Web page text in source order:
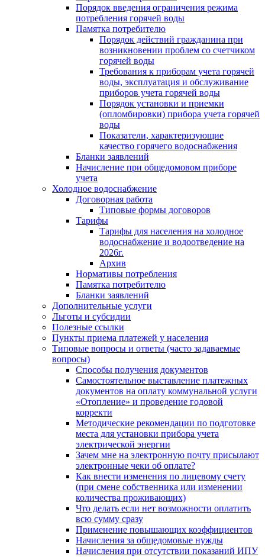
Порядок введения ограничения режима
потребления горячей воды
Памятка потребителю
Порядок действий гражданина при
возникновении проблем со счетчиком
горячей воды
Требования к приборам учета горячей
воды, эксплуатация и обслуживание
приборов учета горячей воды
Порядок установки и приемки
(опломбировки) прибора учета горячей
воды
Показатели, характеризующие
качество горячего водоснабжения
Бланки заявлений
Начисление при общедомовом приборе
учета
Холодное водоснабжение
Договорная работа
Типовые формы договоров
Тарифы
Тарифы для населения на холодное
водоснабжение и водоотведение на
2026г.
Архив
Нормативы потребления
Памятка потребителю
Бланки заявлений
Дополнительные услуги
Льготы и субсидии
Полезные ссылки
Пункты приема платежей у населения
Типовые вопросы и ответы (часто задаваемые
вопросы)
Способы получения документов
Самостоятельное выставление платежных
документов на оплату коммунальной услуги
«Отопление» и проведение годовой
корректи
Методические рекомендации по подготовке
места для установки прибора учета
электрической энергии
Зачем мне на электронную почту присылают
электронные чеки об оплате?
Как внести изменения по лицевому счету
(при смене собственника или изменении
количества проживающих)
Что делать если нет возможности оплатить
всю сумму сразу
Применение повышающих коэффициентов
Начисления за общедомовые нужды
Начисления при отсутствии показаний ИПУ